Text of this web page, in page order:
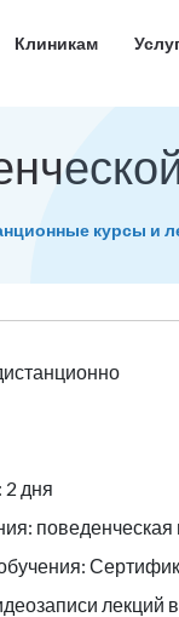
Клиникам
курсы и
2 дня
лекций